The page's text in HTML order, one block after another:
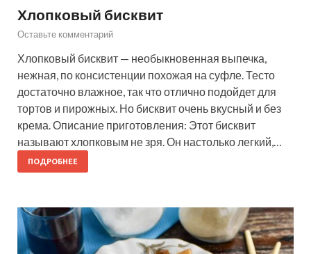
Хлопковый бисквит
Оставьте комментарий
Хлопковый бисквит — необыкновенная выпечка,
нежная, по консистенции похожая на суфле. Тесто
достаточно влажное, так что отлично подойдет для
тортов и пирожных. Но бисквит очень вкусный и без
крема. Описание приготовления: Этот бисквит
называют хлопковым не зря. Он настолько легкий,…
ПОДРОБНЕЕ